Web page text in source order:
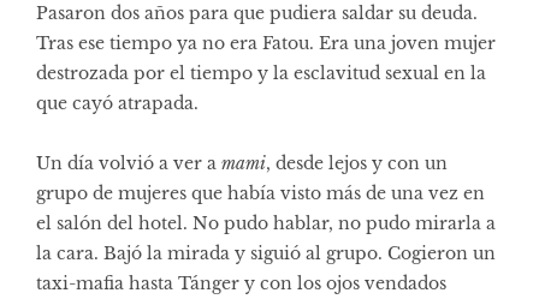
Pasaron dos años para que pudiera saldar su deuda.
Tras ese tiempo ya no era Fatou. Era una joven mujer
destrozada por el tiempo y la esclavitud sexual en la
que cayó atrapada.
Un día volvió a ver a mami, desde lejos y con un
grupo de mujeres que había visto más de una vez en
el salón del hotel. No pudo hablar, no pudo mirarla a
la cara. Bajó la mirada y siguió al grupo. Cogieron un
taxi-mafia hasta Tánger y con los ojos vendados